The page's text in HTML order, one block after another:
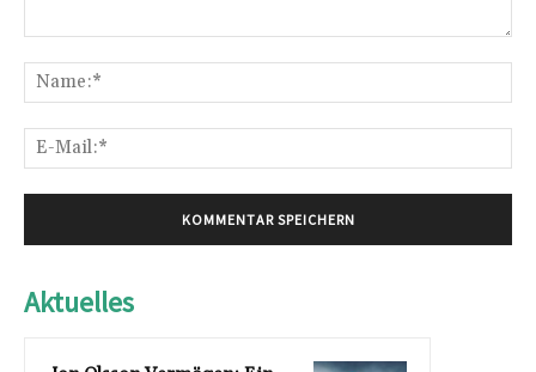
Aktuelles